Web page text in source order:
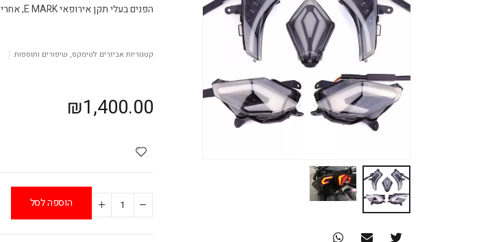
הפנים בעלי תקן אירופאי E MARK, אחריות יצרן 6 חודשים.
קטגוריותאביזרים לטימקס, שיפורים ותוספות
₪1,400.00
הוספה לסל